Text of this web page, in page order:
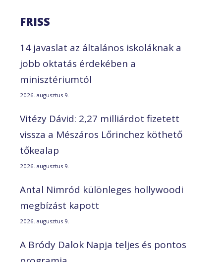
FRISS
14 javaslat az általános iskoláknak a
jobb oktatás érdekében a
minisztériumtól
2026. augusztus 9.
Vitézy Dávid: 2,27 milliárdot fizetett
vissza a Mészáros Lőrinchez köthető
tőkealap
2026. augusztus 9.
Antal Nimród különleges hollywoodi
megbízást kapott
2026. augusztus 9.
A Bródy Dalok Napja teljes és pontos